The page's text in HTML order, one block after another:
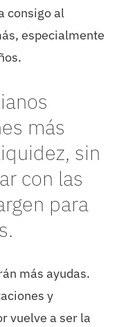
consigo al
especialmente
más
sin
con las
para
más ayudas.
y
vuelve a ser la